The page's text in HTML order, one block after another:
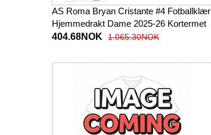
AS Roma Bryan Cristante #4 Fotballklær
Hjemmedrakt Dame 2025-26 Kortermet
404.68NOK
1.065.30NOK